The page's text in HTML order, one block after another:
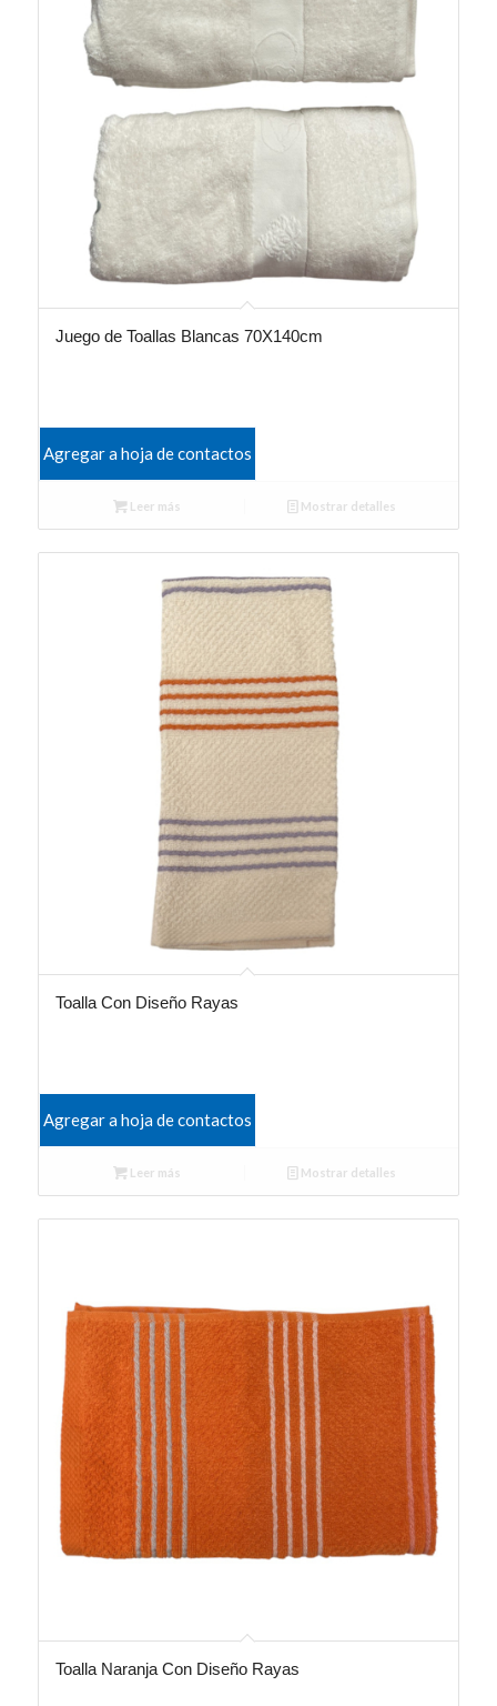
Juego de Toallas Blancas 70X140cm
Agregar a hoja de contactos
Leer más Mostrar detalles
Toalla Con Diseño Rayas
Agregar a hoja de contactos
Leer más Mostrar detalles
Toalla Naranja Con Diseño Rayas